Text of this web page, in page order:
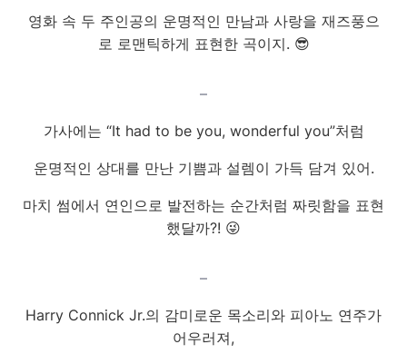
영화 속 두 주인공의 운명적인 만남과 사랑을 재즈풍으
로 로맨틱하게 표현한 곡이지. 😎
–
가사에는 “It had to be you, wonderful you”처럼
운명적인 상대를 만난 기쁨과 설렘이 가득 담겨 있어.
마치 썸에서 연인으로 발전하는 순간처럼 짜릿함을 표현
했달까?! 😜
–
Harry Connick Jr.의 감미로운 목소리와 피아노 연주가
어우러져,